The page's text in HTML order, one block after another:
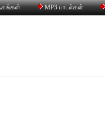
MP3 பாடல்கள்